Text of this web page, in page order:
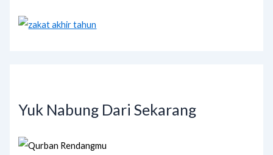
Yuk Nabung Dari Sekarang